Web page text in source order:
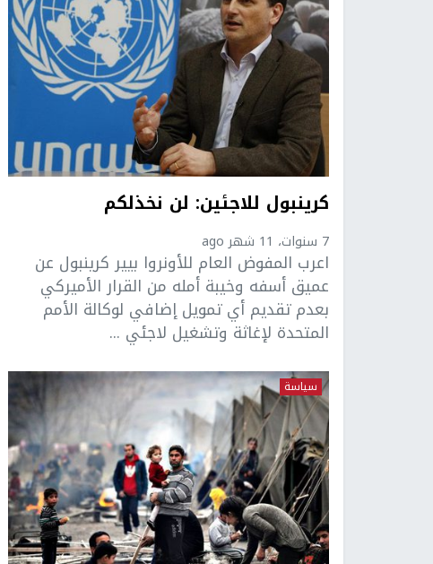
كرينبول للاجئين: لن نخذلكم
7 سنوات، 11 شهر ago
اعرب المفوض العام للأونروا بيير كرينبول عن
عميق أسفه وخيبة أمله من القرار الأميركي
بعدم تقديم أي تمويل إضافي لوكالة الأمم
المتحدة لإغاثة وتشغيل لاجئي ...
سياسة